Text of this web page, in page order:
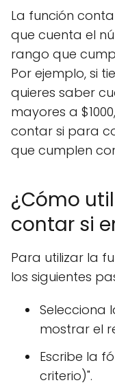
La función
que cuenta el
rango que
Por ejemplo, si
quieres saber
mayores a
contar si para
que cumplen
¿Cómo
contar si
Para utilizar la
los siguientes
Selecciona
mostrar el
Escribe la
criterio)".